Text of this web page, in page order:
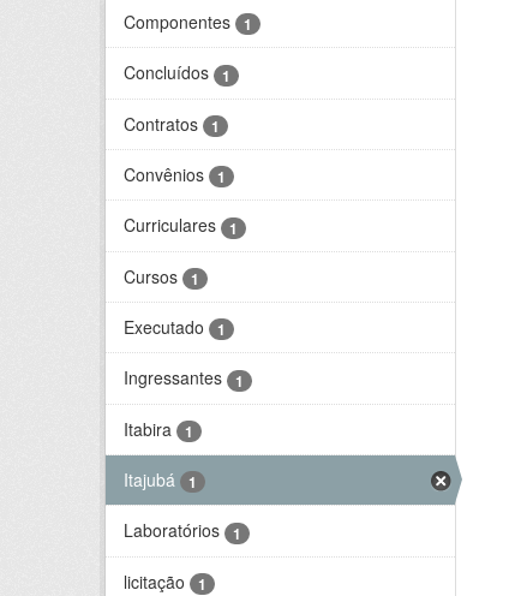
Componentes 1
Concluídos 1
Contratos 1
Convênios 1
Curriculares 1
Cursos 1
Executado 1
Ingressantes 1
Itabira 1
Itajubá 1
Laboratórios 1
licitação 1